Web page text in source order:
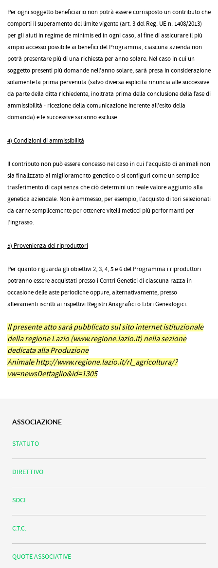
Per ogni soggetto beneficiario non potrà essere corrisposto un contributo che
comporti il superamento del limite vigente (art. 3 del Reg. UE n. 1408/2013)
per gli aiuti in regime de minimis ed in ogni caso, al fine di assicurare il più
ampio accesso possibile ai benefici del Programma, ciascuna azienda non
potrà presentare più di una richiesta per anno solare. Nel caso in cui un
soggetto presenti più domande nell’anno solare, sarà presa in considerazione
solamente la prima pervenuta (salvo diversa esplicita rinuncia alle successive
da parte della ditta richiedente, inoltrata prima della conclusione della fase di
ammissibilità - ricezione della comunicazione inerente all’esito della
domanda) e le successive saranno escluse.
4) Condizioni di ammissibilità
Il contributo non può essere concesso nel caso in cui l’acquisto di animali non
sia finalizzato al miglioramento genetico o si configuri come un semplice
trasferimento di capi senza che ciò determini un reale valore aggiunto alla
genetica aziendale. Non è ammesso, per esempio, l’acquisto di tori selezionati
da carne semplicemente per ottenere vitelli meticci più performanti per
l’ingrasso.
5) Provenienza dei riproduttori
Per quanto riguarda gli obiettivi 2, 3, 4, 5 e 6 del Programma i riproduttori
potranno essere acquistati presso i Centri Genetici di ciascuna razza in
occasione delle aste periodiche oppure, alternativamente, presso
allevamenti iscritti ai rispettivi Registri Anagrafici o Libri Genealogici.
Il presente atto sarà pubblicato sul sito internet istituzionale
della regione Lazio (www.regione.lazio.it) nella sezione
dedicata alla Produzione
Animalehttp://www.regione.lazio.it/rl_agricoltura/?
vw=newsDettaglio&id=1305
ASSOCIAZIONE
STATUTO
DIRETTIVO
SOCI
C.T.C.
QUOTE ASSOCIATIVE